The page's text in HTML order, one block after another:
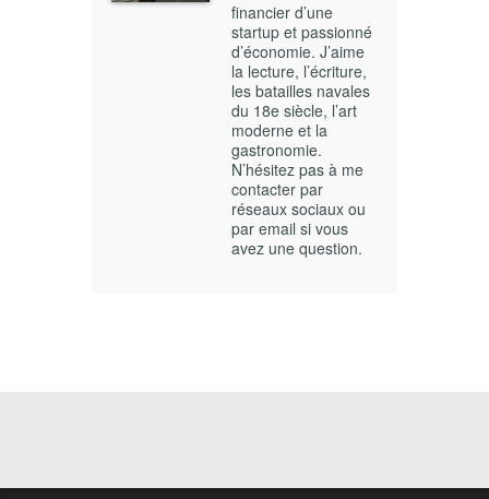
financier d’une
startup et passionné
d’économie. J’aime
la lecture, l’écriture,
les batailles navales
du 18e siècle, l’art
moderne et la
gastronomie.
N’hésitez pas à me
contacter par
réseaux sociaux ou
par email si vous
avez une question.